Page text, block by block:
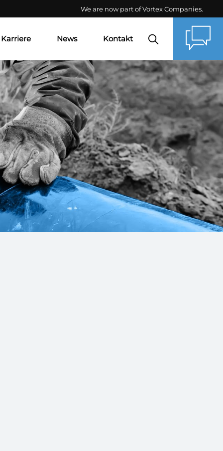
We are now part of Vortex Companies.
Karriere News
Aktuelles
Termine
Kontakt